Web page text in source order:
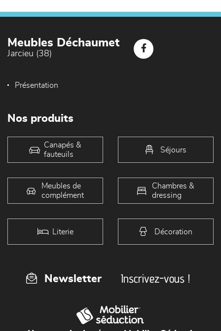
Meubles Déchaumet
Jarcieu (38)
Présentation
Nos produits
Canapés &
fauteuils
Séjours
Meubles de
complément
Chambres &
dressing
Literie Décoration
Newsletter Inscrivez-vous !